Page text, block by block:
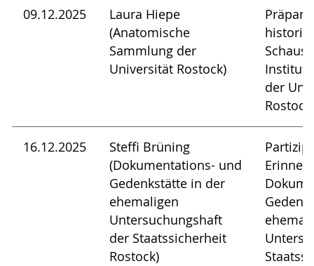
09.12.2025
Laura Hiepe
(Anatomische
Sammlung der
Universität Rostock)
der
Rostock
16.12.2025
Steffi Brüning
(Dokumentations- und
Gedenkstätte in der
ehemaligen
Untersuchungshaft
der Staatssicherheit
Rostock)